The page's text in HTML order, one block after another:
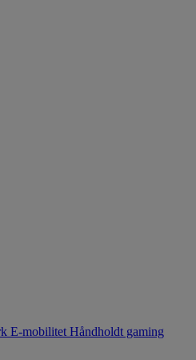
E-mobilitet Håndholdt gaming